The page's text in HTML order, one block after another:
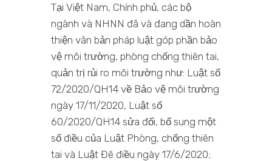
Tại Việt Nam, Chính phủ, các bộ
ngành và NHNN đã và đang dần hoàn
thiện văn bản pháp luật góp phần bảo
vệ môi trường, phòng chống thiên tai,
quản trị rủi ro môi trường như: Luật số
72/2020/QH14 về Bảo vệ môi trường
ngày 17/11/2020, Luật số
60/2020/QH14 sửa đổi, bổ sung một
số điều của Luật Phòng, chống thiên
tai và Luật Đê điều ngày 17/6/2020;